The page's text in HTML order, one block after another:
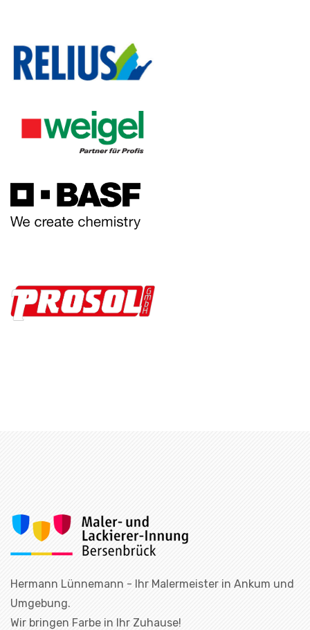
Hermann Lünnemann - Ihr Malermeister in Ankum und
Umgebung.
Wir bringen Farbe in Ihr Zuhause!